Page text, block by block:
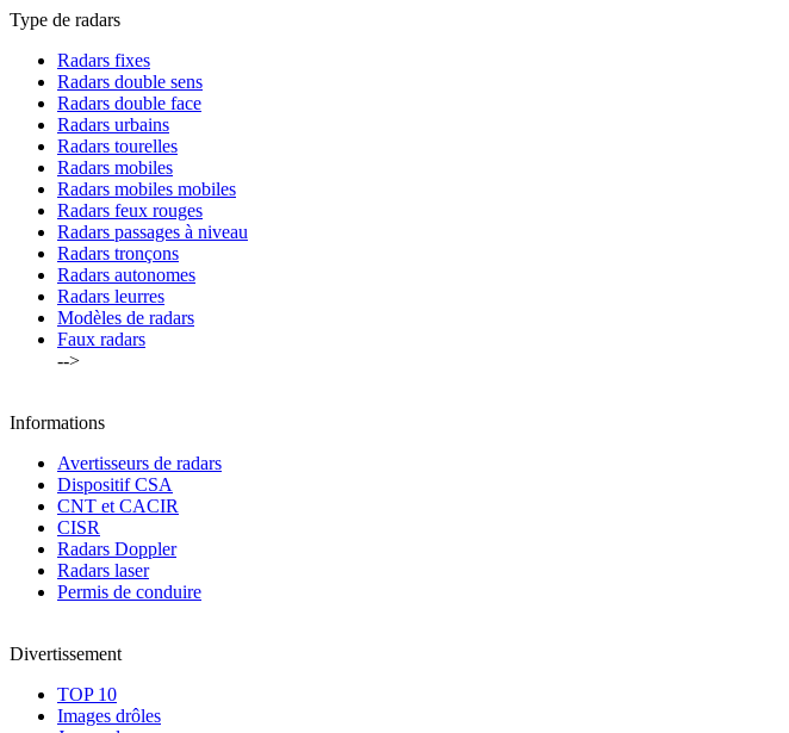
Type de radars
Radars fixes
Radars double sens
Radars double face
Radars urbains
Radars tourelles
Radars mobiles
Radars mobiles mobiles
Radars feux rouges
Radars passages à niveau
Radars tronçons
Radars autonomes
Radars leurres
Modèles de radars
Faux radars
-->
Informations
Avertisseurs de radars
Dispositif CSA
CNT et CACIR
CISR
Radars Doppler
Radars laser
Permis de conduire
Divertissement
TOP 10
Images drôles